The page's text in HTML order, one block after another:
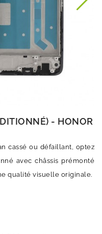
- HONOR
cassé ou défaillant, optez
avec châssis prémonté
qualité visuelle originale.